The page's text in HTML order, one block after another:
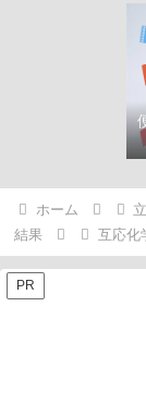
ホーム
結果
互応化
PR